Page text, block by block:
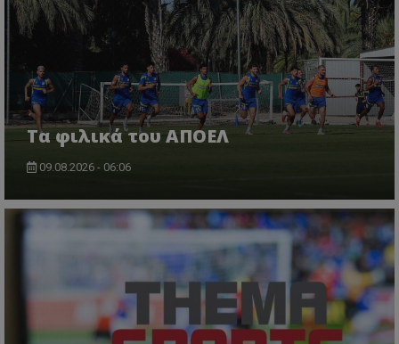
Τα φιλικά του ΑΠΟΕΛ
09.08.2026 - 06:06